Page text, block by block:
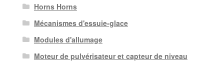
Horns Horns
Mécanismes d'essuie-glace
Modules d'allumage
Moteur de pulvérisateur et capteur de niveau